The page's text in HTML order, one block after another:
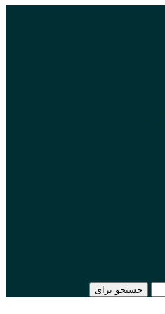
جستجو برای